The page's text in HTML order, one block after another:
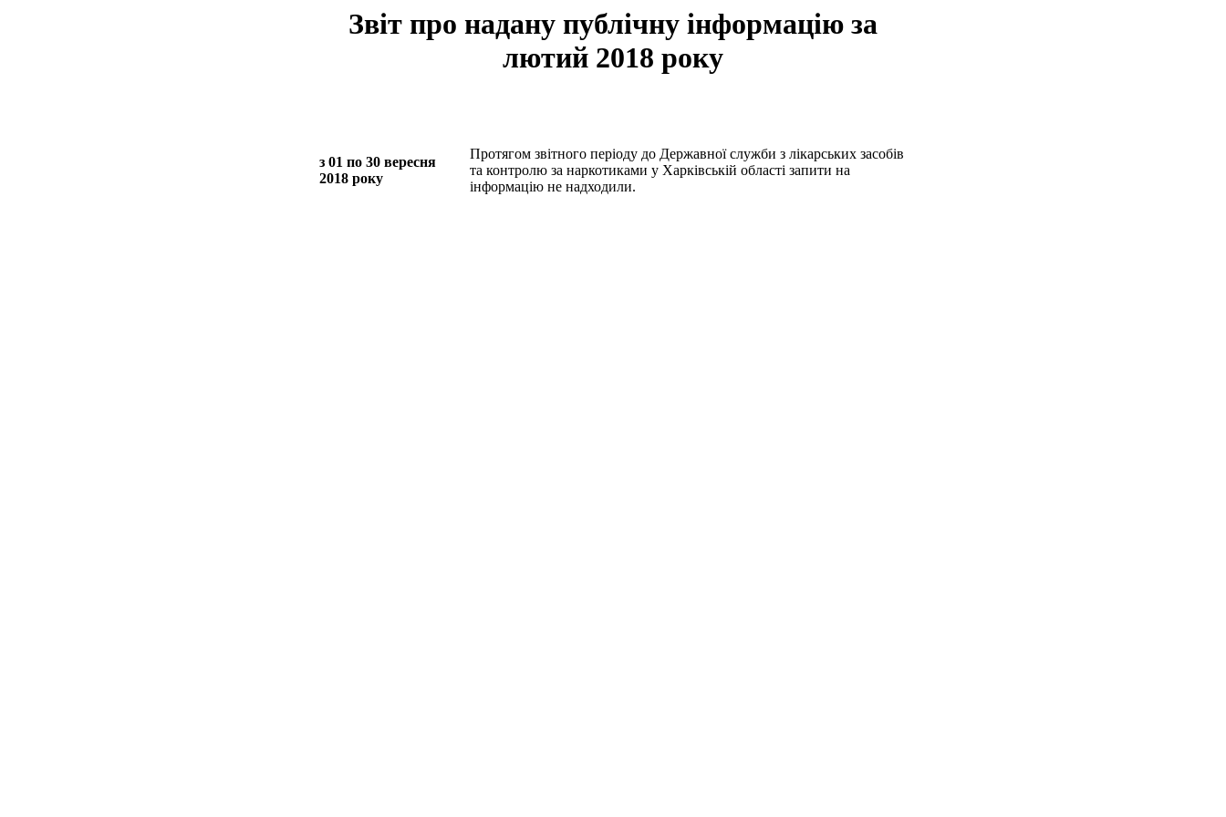
Звіт про надану публічну інформацію за
лютий 2018 року
з 01 по 30 вересня
2018 року
Протягом звітного періоду до Державної служби з лікарських засобів
та контролю за наркотиками у Харківській області запити на
інформацію не надходили.